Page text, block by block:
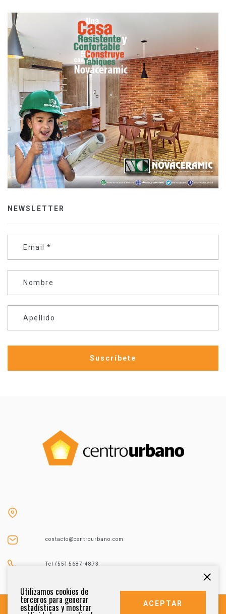
NEWSLETTER
Email *
Nombre
Apellido
contacto@centrourbano.com
Tel (55) 5687-4873
Utilizamos cookies de
terceros para generar
estadísticas y mostrar ACEPTAR